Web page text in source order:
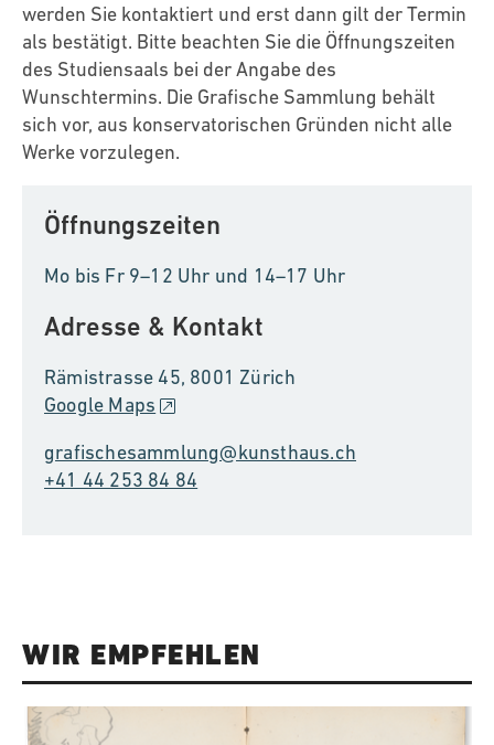
Öffnungszeiten
Mo bis Fr 9–12 Uhr und 14–17 Uhr
Adresse & Kontakt
Rämistrasse 45, 8001 Zürich
Google Maps
grafischesammlung@kunsthaus.ch
+41 44 253 84 84
werden Sie kontaktiert und erst dann gilt der Termin
als bestätigt. Bitte beachten Sie die Öffnungszeiten
des Studiensaals bei der Angabe des
Wunschtermins. Die Grafische Sammlung behält
sich vor, aus konservatorischen Gründen nicht alle
Werke vorzulegen.
WIR EMPFEHLEN